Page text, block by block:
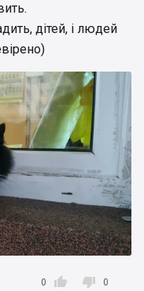
дітей, і людей

0  0